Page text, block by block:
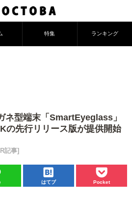
特集 ランキング
ネ型端末「SmartEyeglass」
の先行リリース版が提供開始
記事]
はてブ Pocket